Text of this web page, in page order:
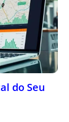
do Seu